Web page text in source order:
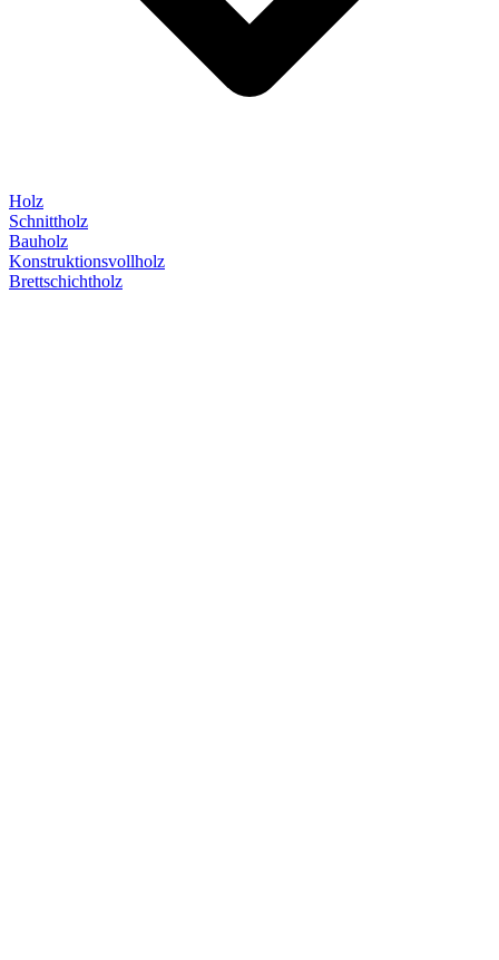
Holz
Schnittholz
Bauholz
Konstruktionsvollholz
Brettschichtholz